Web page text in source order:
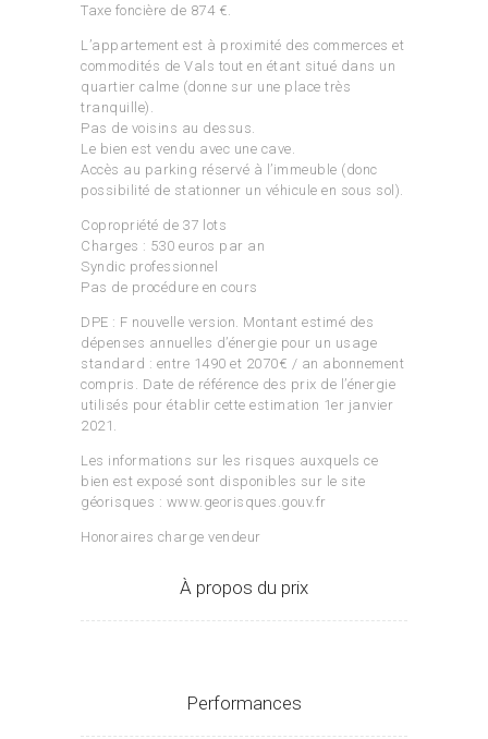
Taxe foncière de 874 €.
L’appartement est à proximité des commerces et
commodités de Vals tout en étant situé dans un
quartier calme (donne sur une place très
tranquille).
Pas de voisins au dessus.
Le bien est vendu avec une cave.
Accès au parking réservé à l’immeuble (donc
possibilité de stationner un véhicule en sous sol).
Copropriété de 37 lots
Charges : 530 euros par an
Syndic professionnel
Pas de procédure en cours
DPE : F nouvelle version. Montant estimé des
dépenses annuelles d’énergie pour un usage
standard : entre 1490 et 2070€ / an abonnement
compris. Date de référence des prix de l’énergie
utilisés pour établir cette estimation 1er janvier
2021.
Les informations sur les risques auxquels ce
bien est exposé sont disponibles sur le site
géorisques : www.georisques.gouv.fr
Honoraires charge vendeur
À propos du prix
Performances